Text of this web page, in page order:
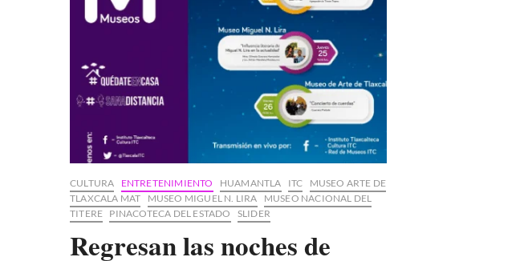
CULTURA ENTRETENIMIENTO HUAMANTLA ITC
MUSEO ARTE DE
TLAXCALA MAT
MUSEO MIGUEL N. LIRA
MUSEO NACIONAL DEL
TITERE PINACOTECA DEL ESTADO SLIDER
Regresan las noches de